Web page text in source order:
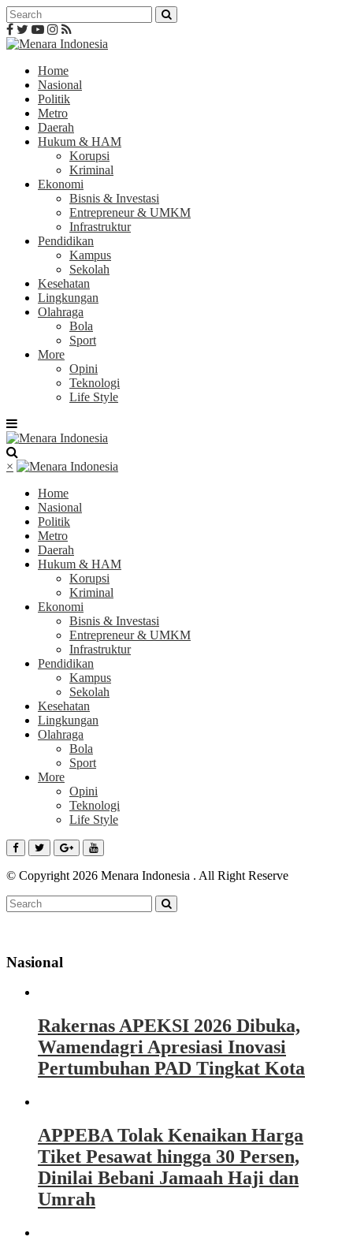
Home
Nasional
Politik
Metro
Daerah
Hukum & HAM
Korupsi
Kriminal
Ekonomi
Bisnis & Investasi
Entrepreneur & UMKM
Infrastruktur
Pendidikan
Kampus
Sekolah
Kesehatan
Lingkungan
Olahraga
Bola
Sport
More
Opini
Teknologi
Life Style
×
Home
Nasional
Politik
Metro
Daerah
Hukum & HAM
Korupsi
Kriminal
Ekonomi
Bisnis & Investasi
Entrepreneur & UMKM
Infrastruktur
Pendidikan
Kampus
Sekolah
Kesehatan
Lingkungan
Olahraga
Bola
Sport
More
Opini
Teknologi
Life Style
© Copyright 2026 Menara Indonesia . All Right Reserve
Nasional
Rakernas APEKSI 2026 Dibuka,
Wamendagri Apresiasi Inovasi
Pertumbuhan PAD Tingkat Kota
APPEBA Tolak Kenaikan Harga
Tiket Pesawat hingga 30 Persen,
Dinilai Bebani Jamaah Haji dan
Umrah